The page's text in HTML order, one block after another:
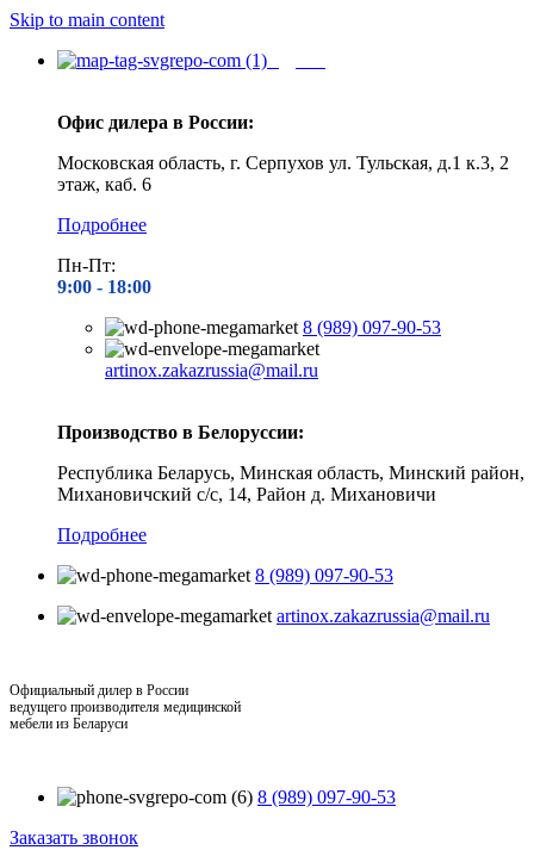
Skip to main content
Офис дилера в России:
Московская область, г. Серпухов ул. Тульская, д.1 к.3, 2
этаж, каб. 6
Подробнее
Пн-Пт:
9:00 - 18:00
8 (989) 097-90-53
artinox.zakazrussia@mail.ru
Производство в Белоруссии:
Республика Беларусь, Минская область, Минский район,
Михановичский с/с, 14, Район д. Михановичи
Подробнее
8 (989) 097-90-53
artinox.zakazrussia@mail.ru
Официальный дилер в России
ведущего производителя медицинской
мебели из Беларуси
8 (989) 097-90-53
Заказать звонок